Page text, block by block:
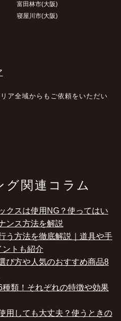
富田林市(大阪)
寝屋川市(大阪)
ア全域からもご依頼をいただい
グ関連コラム
クスは使用NG？使ってはい
ンス方法を解説
う方法を徹底解説｜道具や手
ントも紹介
び方や人気のおすすめ商品8
類！それぞれの特徴や効果
用しても大丈夫？使うときの